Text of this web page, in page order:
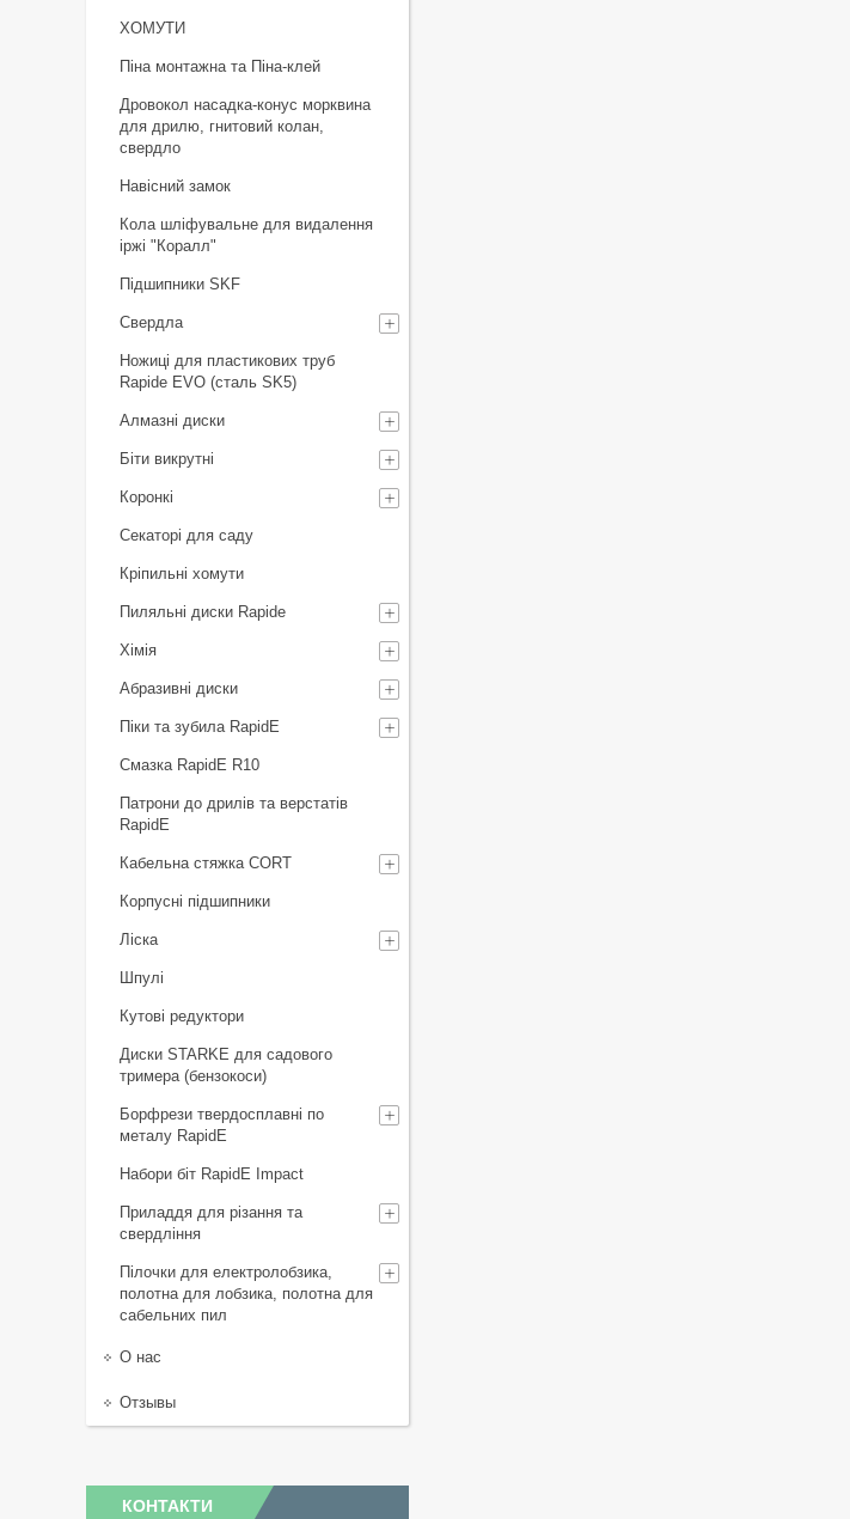
ХОМУТИ
Піна монтажна та Піна-клей
Дровокол насадка-конус морквина
для дрилю, гнитовий колан,
свердло
Навісний замок
Кола шліфувальне для видалення
іржі "Коралл"
Підшипники SKF
Свердла
Ножиці для пластикових труб
Rapide EVO (сталь SK5)
Алмазні диски
Біти викрутні
Коронкі
Секаторі для саду
Кріпильні хомути
Пиляльні диски Rapide
Хімія
Абразивні диски
Піки та зубила RapidE
Смазка RapidE R10
Патрони до дрилів та верстатів
RapidE
Кабельна стяжка СORT
Корпусні підшипники
Ліска
Шпулі
Кутові редуктори
Диски STARKE для садового
тримера (бензокоси)
Борфрези твердосплавні по
металу RapidE
Набори біт RapidE Impact
Приладдя для різання та
свердління
Пілочки для електролобзика,
полотна для лобзика, полотна для
сабельних пил
О нас
Отзывы
КОНТАКТИ